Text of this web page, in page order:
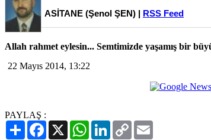
ASİTANE (Şenol ŞEN) | RSS Feed
Allah rahmet eylesin... Semtimizde yaşamış bir
22 Mayıs 2014, 13:22
PAYLAŞ :
PaylaşFacebook
X WhatsAppLinkedIn
Copy
Link